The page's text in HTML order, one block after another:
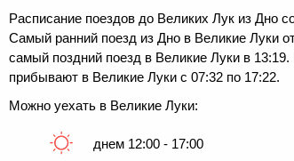
Расписание поездов до Великих Лук из Дно
Самый ранний поезд из Дно в Великие Луки
самый поздний поезд в Великие Луки в
прибывают в Великие Луки с 07:32 по 17:22.
Можно уехать в Великие Луки:
днем 12:00 - 17:00